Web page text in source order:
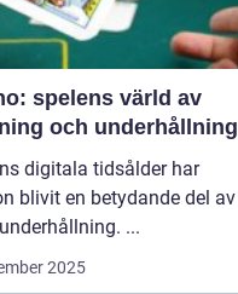
spelens värld av
och underhållning
digitala tidsålder har
blivit en betydande del av
...
2025